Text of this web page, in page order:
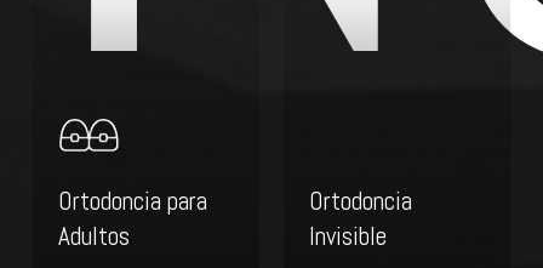
Ortodoncia para
Adultos
Ortodoncia
Invisible